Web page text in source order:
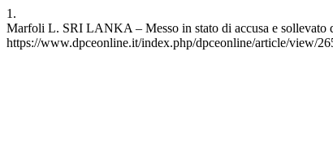
1.
Marfoli L. SRI LANKA – Messo in stato di accusa e sollevato
https://www.dpceonline.it/index.php/dpceonline/article/view/